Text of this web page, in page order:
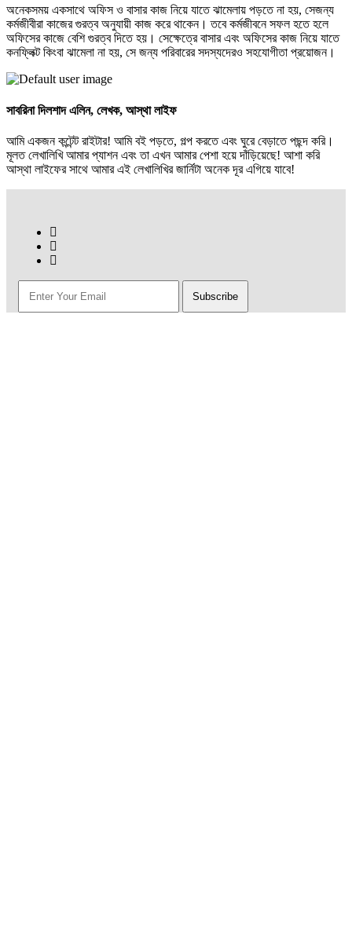
অনেকসময় একসাথে অফিস ও বাসার কাজ নিয়ে যাতে ঝামেলায় পড়তে না হয়, সেজন্য
কর্মজীবীরা কাজের গুরত্ব অনুযায়ী কাজ করে থাকেন। তবে কর্মজীবনে সফল হতে হলে
অফিসের কাজে বেশি গুরত্ব দিতে হয়। সেক্ষেত্রে বাসার এবং অফিসের কাজ নিয়ে যাতে
কনফ্লিক্ট কিংবা ঝামেলা না হয়, সে জন্য পরিবারের সদস্যদেরও সহযোগীতা প্রয়োজন।
সাবরিনা দিলশাদ এলিন, লেখক, আস্থা লাইফ
আমি একজন কন্টেন্ট রাইটার! আমি বই পড়তে, গল্প করতে এবং ঘুরে বেড়াতে পছন্দ করি।
মূলত লেখালিখি আমার প্যাশন এবং তা এখন আমার পেশা হয়ে দাঁড়িয়েছে! আশা করি
আস্থা লাইফের সাথে আমার এই লেখালিখির জার্নিটা অনেক দূর এগিয়ে যাবে!